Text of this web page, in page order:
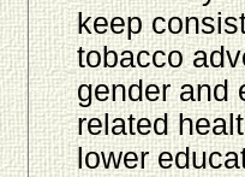
keep
tobacco
gender and
related
lower